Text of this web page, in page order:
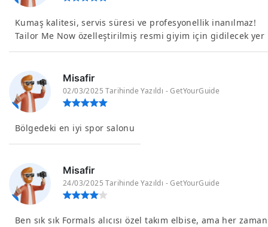
Kumaş kalitesi, servis süresi ve profesyonellik inanılmaz!
Tailor Me Now özelleştirilmiş resmi giyim için gidilecek yer
Misafir
02/03/2025 Tarihinde Yazıldı - GetYourGuide
Bölgedeki en iyi spor salonu
Misafir
24/03/2025 Tarihinde Yazıldı - GetYourGuide
Ben sık sık Formals alıcısı özel takım elbise, ama her zaman